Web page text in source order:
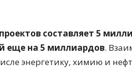
составляет 5
еще на 5 миллиардов.
энергетику, химию и